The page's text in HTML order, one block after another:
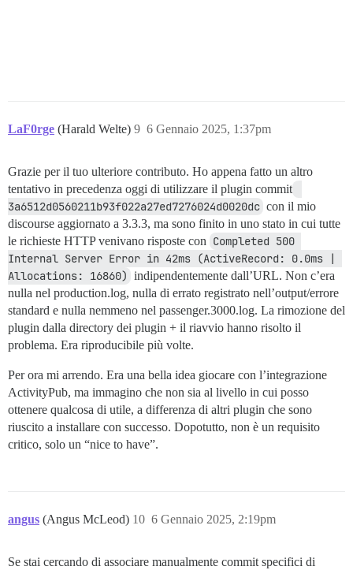
LaF0rge (Harald Welte) 6 Gennaio 2025, 1:37pm
9
Grazie per il tuo ulteriore contributo. Ho appena fatto un altro
tentativo in precedenza oggi di utilizzare il plugin commit
3a6512d0560211b93f022a27ed7276024d0020dc con il mio
discourse aggiornato a 3.3.3, ma sono finito in uno stato in cui tutte
le richieste HTTP venivano risposte con Completed 500
Internal Server Error in 42ms (ActiveRecord: 0.0ms |
Allocations: 16860) indipendentemente dall’URL. Non c’era
nulla nel production.log, nulla di errato registrato nell’output/errore
standard e nulla nemmeno nel passenger.3000.log. La rimozione del
plugin dalla directory dei plugin + il riavvio hanno risolto il
problema. Era riproducibile più volte.
Per ora mi arrendo. Era una bella idea giocare con l’integrazione
ActivityPub, ma immagino che non sia al livello in cui posso
ottenere qualcosa di utile, a differenza di altri plugin che sono
riuscito a installare con successo. Dopotutto, non è un requisito
critico, solo un “nice to have”.
angus (Angus McLeod) 6 Gennaio 2025, 2:19pm
10
Se stai cercando di associare manualmente commit specifici di